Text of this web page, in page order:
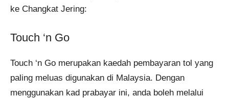
ke Changkat Jering:
Touch ‘n Go
Touch ‘n Go merupakan kaedah pembayaran tol yang
paling meluas digunakan di Malaysia. Dengan
menggunakan kad prabayar ini, anda boleh melalui